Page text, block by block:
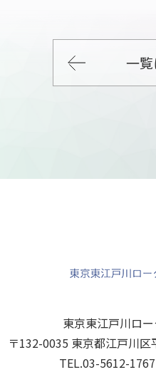
一
東京東江戸川ロ
〒132-0035 東京都江戸川
TEL.03-5612-